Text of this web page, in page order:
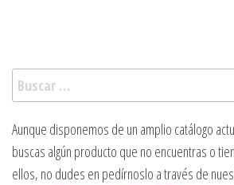
Buscar:
Aunque disponemos de un amplio catálogo
buscas algún producto que no encuentras o
ellos, no dudes en pedírnoslo a través de